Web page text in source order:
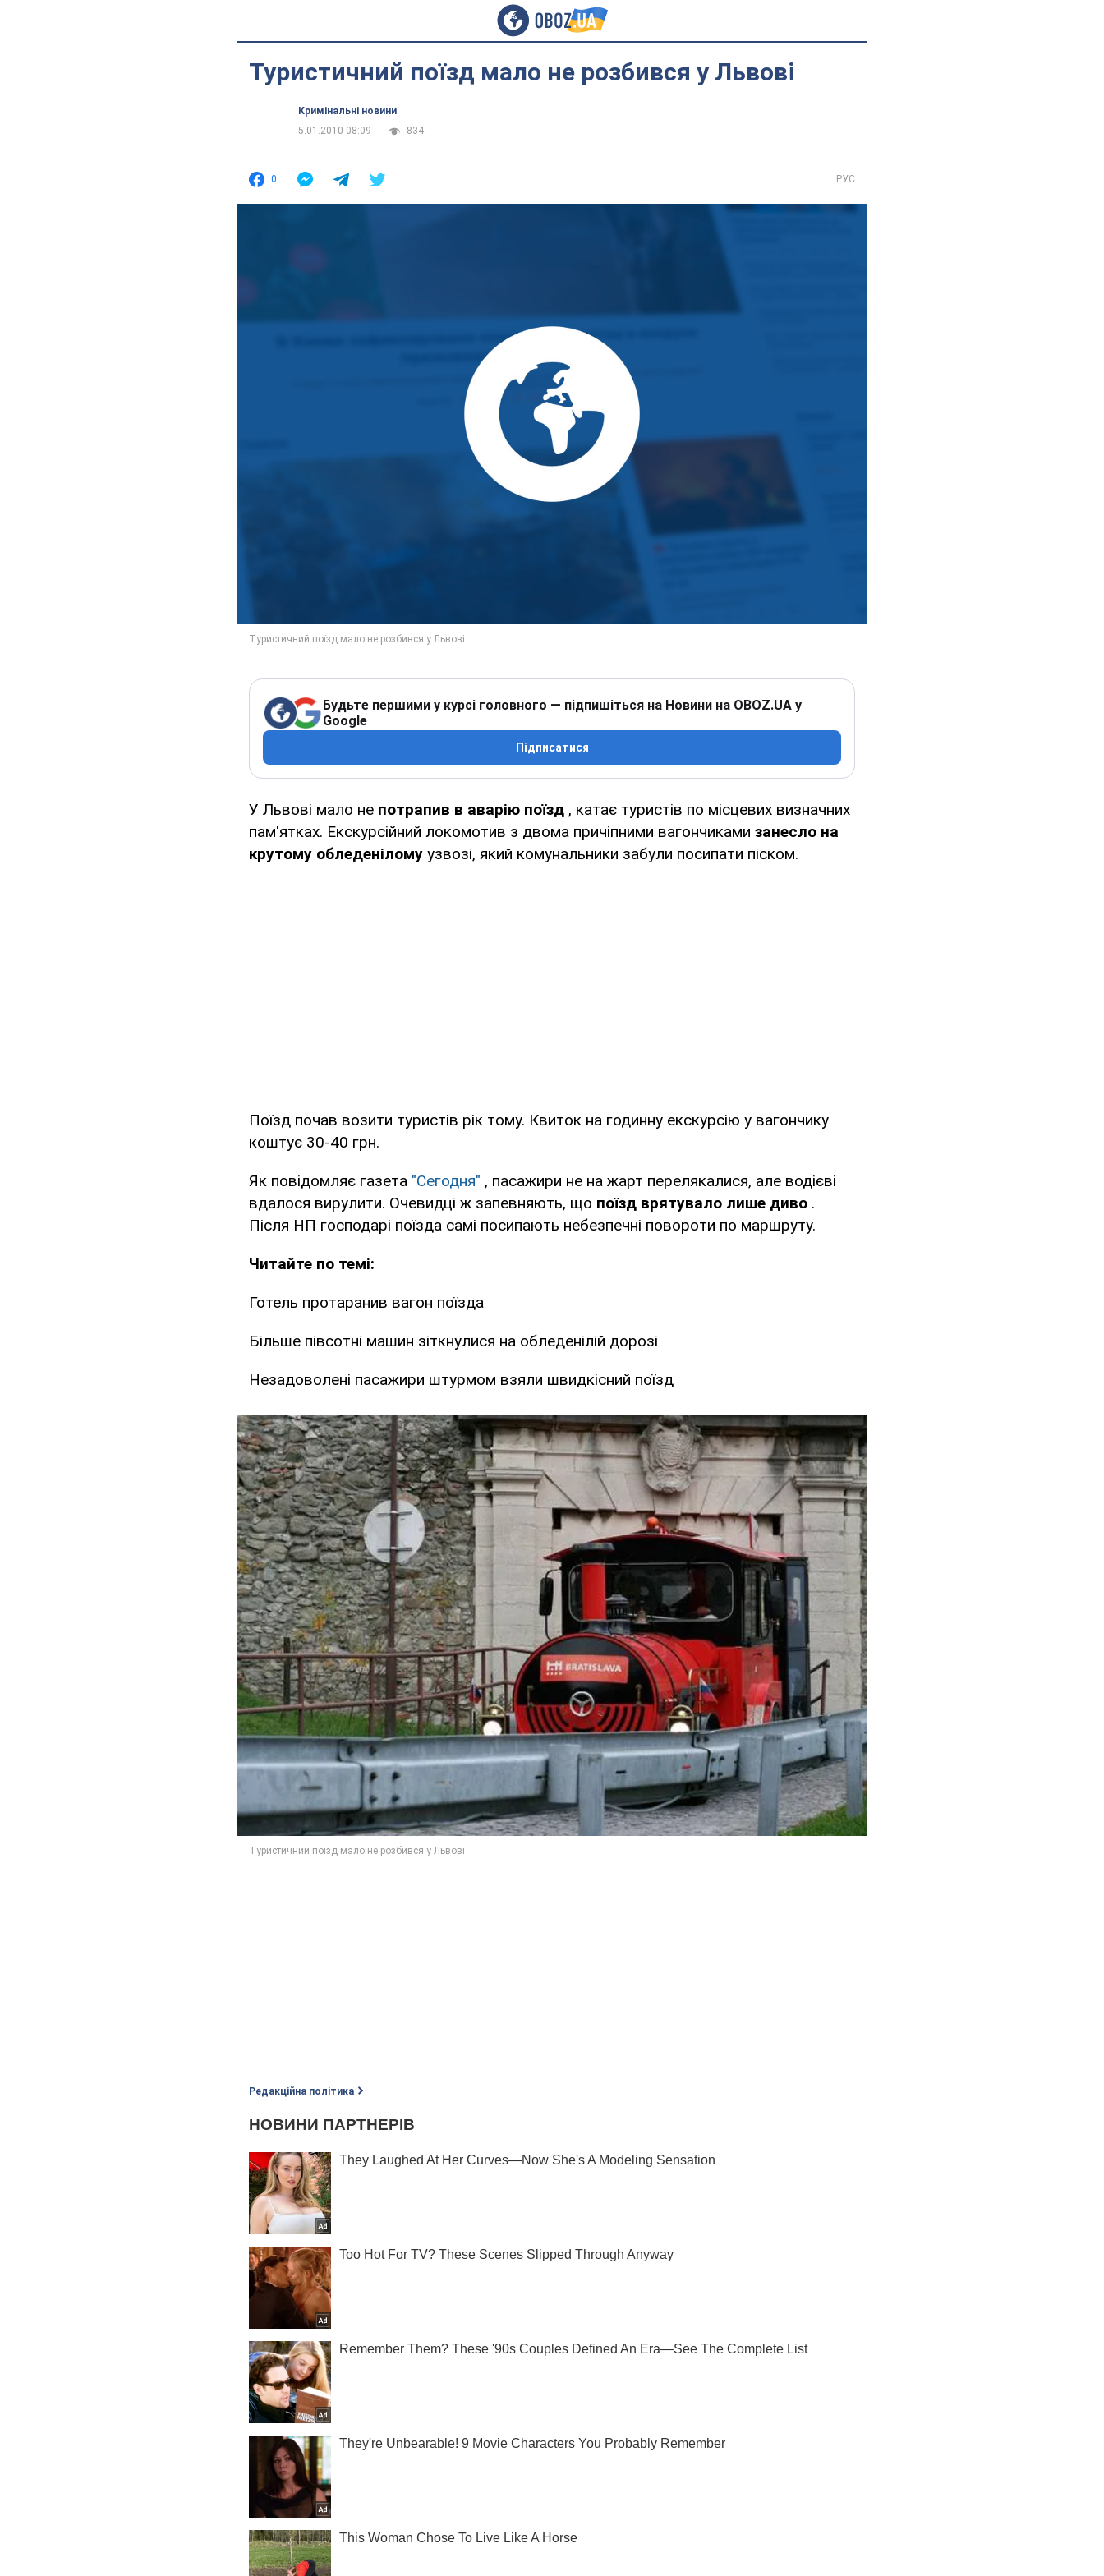
Туристичний поїзд мало не розбився у Львові
Кримінальні новини
5.01.2010 08:09
834
0 РУС
Будьте першими у курсі головного — підпишіться на Новини на OBOZ.UA у
Google
Підписатися
У Львові мало не потрапив в аварію поїзд , катає туристів по місцевих визначних
пам'ятках. Екскурсійний локомотив з двома причіпними вагончиками занесло на
крутому обледенілому узвозі, який комунальники забули посипати піском.
Поїзд почав возити туристів рік тому. Квиток на годинну екскурсію у вагончику
коштує 30-40 грн.
Як повідомляє газета "Сегодня" , пасажири не на жарт перелякалися, але водієві
вдалося вирулити. Очевидці ж запевняють, що поїзд врятувало лише диво .
Після НП господарі поїзда самі посипають небезпечні повороти по маршруту.
Читайте по темі:
Готель протаранив вагон поїзда
Більше півсотні машин зіткнулися на обледенілій дорозі
Незадоволені пасажири штурмом взяли швидкісний поїзд
Редакційна політика